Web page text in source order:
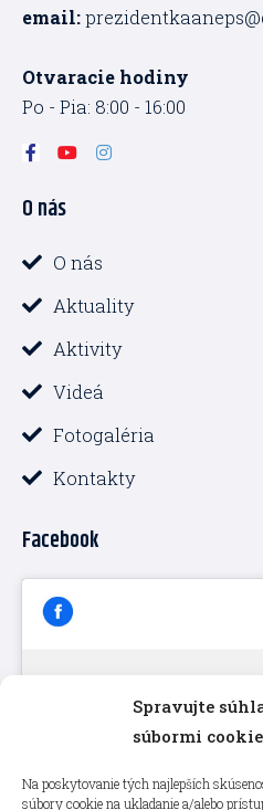
Spravujte
súbormi cookie
Na poskytovanie tých najlepších
súbory cookie na ukladanie a/alebo
email:
Otvaracie hodiny
Po - Pia: 8:00 - 16:00
F
a
e
b
o
k
f
Y
u
e
I
n
O nás
O nás
Aktuality
Aktivity
Videá
Fotogaléria
Kontakty
Facebook
Kliknutím